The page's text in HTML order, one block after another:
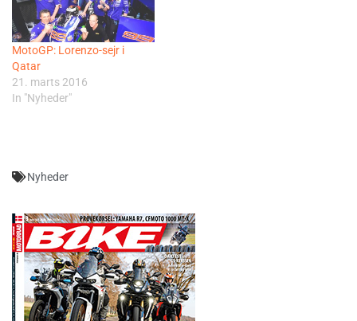
MotoGP: Lorenzo-sejr i
Qatar
21. marts 2016
In "Nyheder"
Nyheder